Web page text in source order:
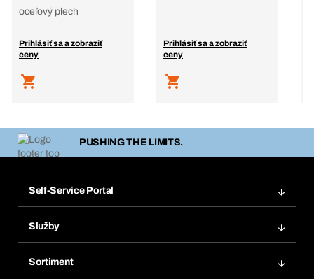
oceľový plech
Prihlásiť sa a zobraziť
ceny
Prihlásiť sa a zobraziť
ceny
PUSHING THE LIMITS.
Self-Service Portal
Obľúbené
Služby
Sortiment